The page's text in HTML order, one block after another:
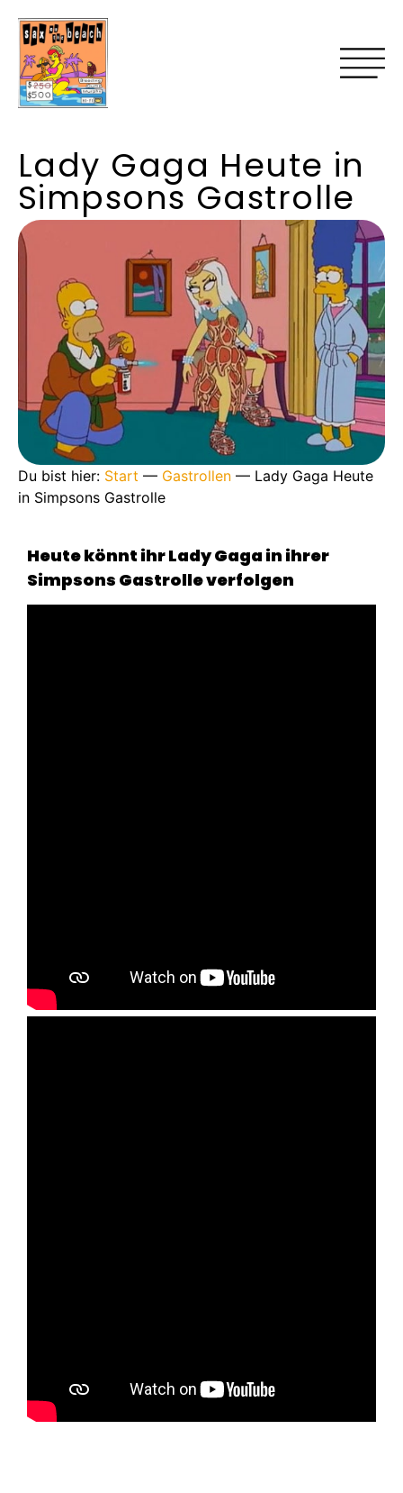
Lady Gaga Heute in
Simpsons Gastrolle
Du bist hier: Start — Gastrollen — Lady Gaga Heute
in Simpsons Gastrolle
Heute könnt ihr Lady Gaga in ihrer
Simpsons Gastrolle verfolgen